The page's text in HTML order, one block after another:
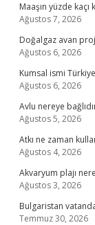
Maaşın yüzde
Ağustos 7, 2026
Doğalgaz avan
Ağustos 6, 2026
Kumsal ismi
Ağustos 6, 2026
Avlu nereye
Ağustos 5, 2026
Atkı ne zaman
Ağustos 4, 2026
Akvaryum plajı
Ağustos 3, 2026
Bulgaristan
Temmuz 30, 2026